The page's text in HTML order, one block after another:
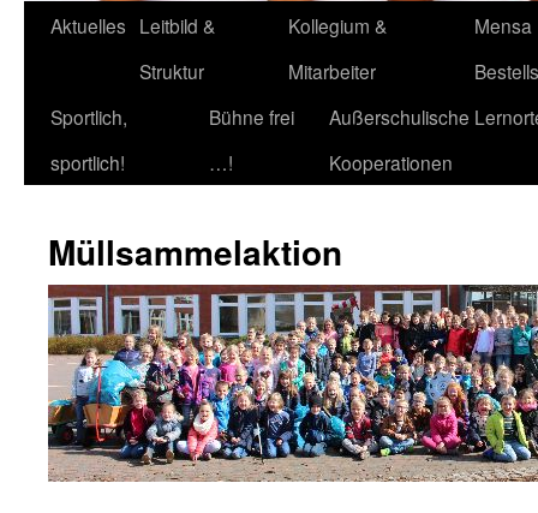
Aktuelles Leitbild &
Struktur
Kollegium &
Mitarbeiter
Mensa
Sportlich,
sportlich!
Bühne frei
…!
Außerschulische
Kooperationen
Müllsammelaktion